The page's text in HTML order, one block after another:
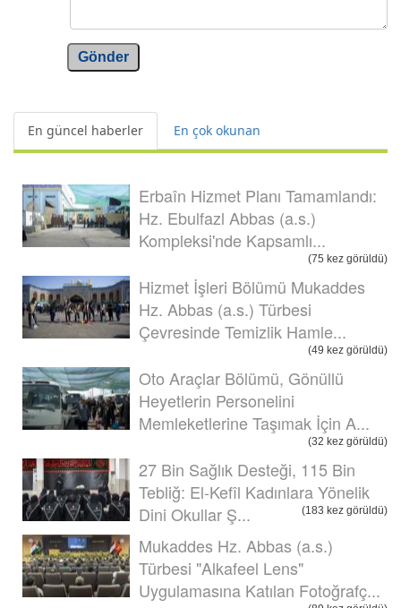
Gönder
En güncel haberler En çok okunan
Erbaîn Hizmet Planı Tamamlandı:
Hz. Ebulfazl Abbas (a.s.)
Kompleksi'nde Kapsamlı...
(75 kez görüldü)
Hizmet İşleri Bölümü Mukaddes
Hz. Abbas (a.s.) Türbesi
Çevresinde Temizlik Hamle...
(49 kez görüldü)
Oto Araçlar Bölümü, Gönüllü
Heyetlerin Personelini
Memleketlerine Taşımak İçin A...
(32 kez görüldü)
27 Bin Sağlık Desteği, 115 Bin
Tebliğ: El-Kefîl Kadınlara Yönelik
Dini Okullar Ş...
(183 kez görüldü)
Mukaddes Hz. Abbas (a.s.)
Türbesi "Alkafeel Lens"
Uygulamasına Katılan Fotoğrafç...